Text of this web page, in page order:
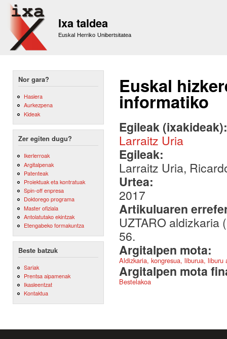
Ixa taldea
Euskal Herriko Unibertsitatea
Nor gara?
Hasiera
Aurkezpena
Kideak
Zer egiten dugu?
Ikerlerroak
Argitalpenak
Patenteak
Proiektuak eta kontratuak
Spin-off enpresa
Doktorego programa
Master ofiziala
Antolatutako ekintzak
Etengabeko formakuntza
Beste batzuk
Sariak
Prentsa aipamenak
Ikasleentzat
Kontaktua
Euskal
informatiko
Egileak
Larraitz Uria
Egileak:
Larraitz Uria,
Urtea:
2017
Artikuluaren
UZTARO aldizkaria
56.
Argitalpen mota:
Aldizkaria, kongresua, liburua,
Argitalpen mota
Bestelakoa